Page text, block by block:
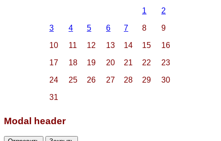
1 2
3 4 5 6 7 8 9
10 11 12 13 14 15 16
17 18 19 20 21 22 23
24 25 26 27 28 29 30
31
Modal header